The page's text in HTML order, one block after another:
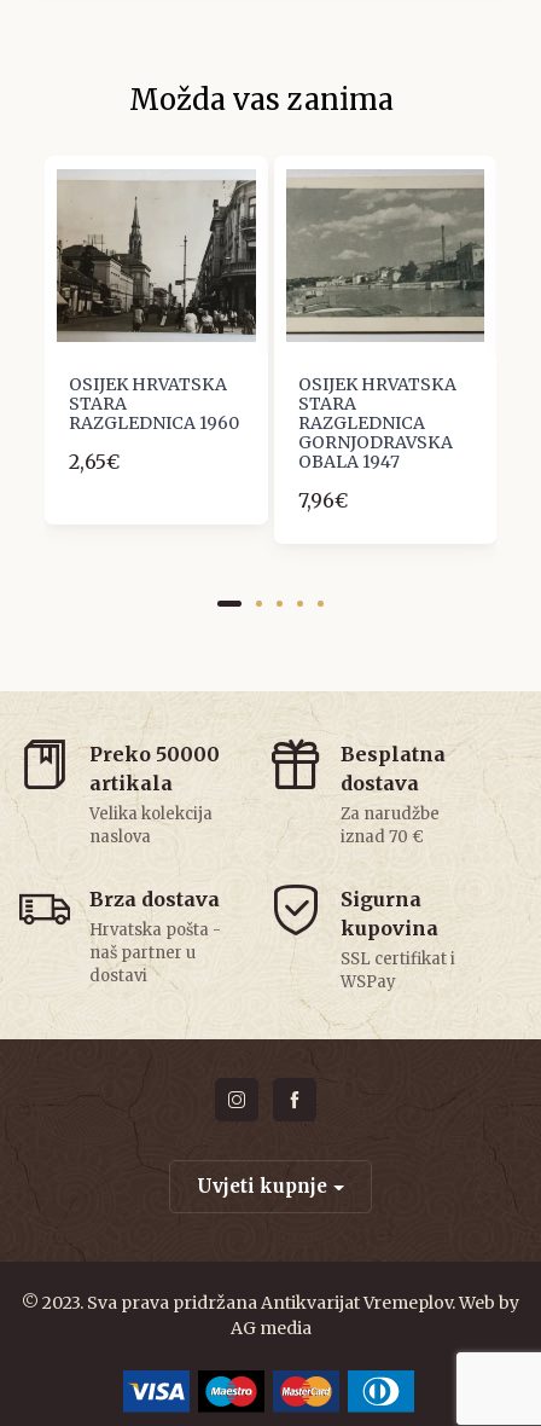
Možda vas zanima
OSIJEK HRVATSKA
STARA
RAZGLEDNICA 1960
2,65€
OSIJEK HRVATSKA
STARA
RAZGLEDNICA
GORNJODRAVSKA
OBALA 1947
7,96€
Preko 50000
artikala
Velika kolekcija
naslova
Besplatna
dostava
Za narudžbe
iznad 70 €
Brza dostava
Hrvatska pošta -
naš partner u
dostavi
Sigurna
kupovina
SSL certifikat i
WSPay
Uvjeti kupnje
© 2023. Sva prava pridržana Antikvarijat Vremeplov. Web by
AG media